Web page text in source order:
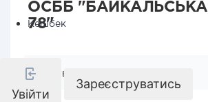
Кешбек
Увійти
Зареєструватись
ОСББ "БАЙКАЛЬСЬКА
78"
Реквізити компанії